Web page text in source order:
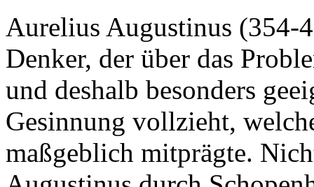
Aurelius Augustinus (354-
Denker, der über das
und deshalb besonders
Gesinnung vollzieht,
maßgeblich mitprägte.